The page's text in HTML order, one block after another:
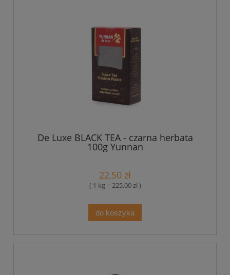
De Luxe BLACK TEA - czarna herbata
100g Yunnan
22,50 zł
( 1 kg = 225,00 zł )
do koszyka